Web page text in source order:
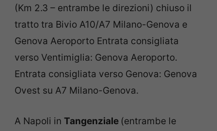
(Km 2.3 – entrambe le direzioni) chiuso il
tratto tra Bivio A10/A7 Milano-Genova e
Genova Aeroporto Entrata consigliata
verso Ventimiglia: Genova Aeroporto.
Entrata consigliata verso Genova: Genova
Ovest su A7 Milano-Genova.
A Napoli in Tangenziale (entrambe le